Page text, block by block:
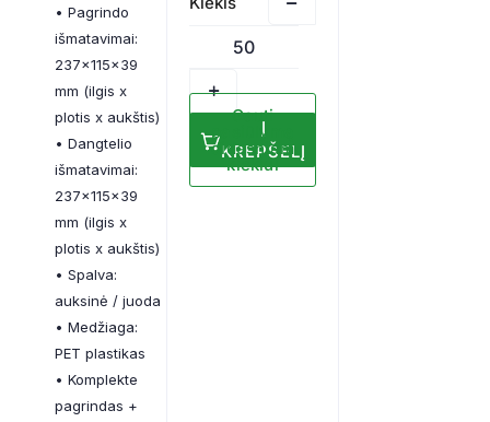
• Pagrindo
išmatavimai:
237x115x39
mm (ilgis x
plotis x aukštis)
• Dangtelio
išmatavimai:
237x115x39
mm (ilgis x
plotis x aukštis)
• Spalva:
auksinė / juoda
• Medžiaga:
PET plastikas
• Komplekte
pagrindas +
Į
KREPŠELĮ
Gauti
pasiūlymą
didesniam
kiekiui